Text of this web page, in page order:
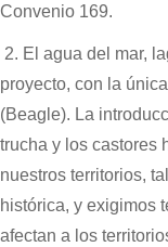
Convenio 169.
2. El agua del mar,
proyecto, con la
(Beagle). La
trucha y los castores
nuestros territorios,
histórica, y exigimos
afectan a los